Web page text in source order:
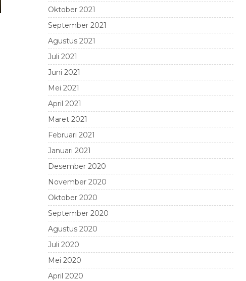
Oktober 2021
September 2021
Agustus 2021
Juli 2021
Juni 2021
Mei 2021
April 2021
Maret 2021
Februari 2021
Januari 2021
Desember 2020
November 2020
Oktober 2020
September 2020
Agustus 2020
Juli 2020
Mei 2020
April 2020